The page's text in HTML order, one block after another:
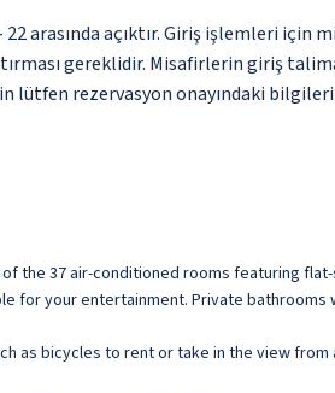
22 arasında açıktır. Giriş işlemleri
gereklidir. Misafirlerin giriş
lütfen rezervasyon onayındaki
the 37 air-conditioned rooms featuring
for your entertainment. Private
as bicycles to rent or take in the view